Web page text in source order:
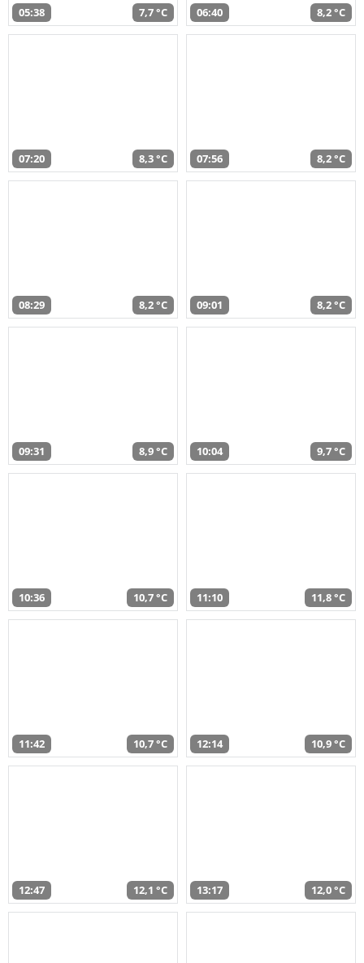
05:38 7,7 °C 06:40 8,2 °C
07:20 8,3 °C 07:56 8,2 °C
08:29 8,2 °C 09:01 8,2 °C
09:31 8,9 °C 10:04 9,7 °C
10:36 10,7 °C 11:10 11,8 °C
11:42 10,7 °C 12:14 10,9 °C
12:47 12,1 °C 13:17 12,0 °C